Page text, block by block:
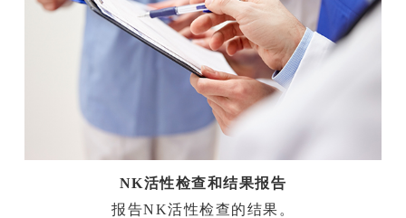
NK活性检查和结果报告
报告NK活性检查的结果。